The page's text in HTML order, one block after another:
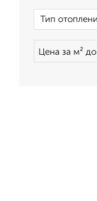
Цена за м² до